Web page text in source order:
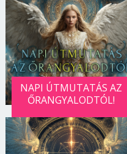
NAPI ÚTMUTATÁS AZ
ŐRANGYALODTÓL!